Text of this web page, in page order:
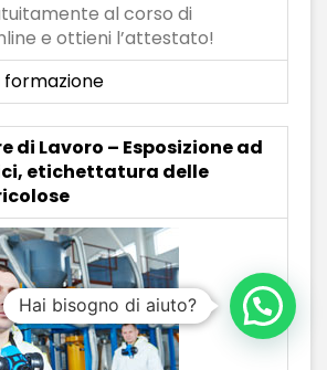
al corso di
e ottieni l’attestato!
formazione
di Lavoro – Esposizione ad
etichettatura delle
Hai bisogno di aiuto?